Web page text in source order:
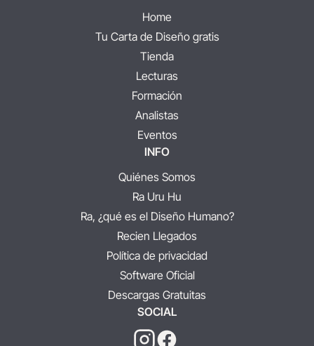
Home
Tu Carta de Diseño gratis
Tienda
Lecturas
Formación
Analistas
Eventos
INFO
Quiénes Somos
Ra Uru Hu
Ra, ¿qué es el Diseño Humano?
Recien Llegados
Política de privacidad
Software Oficial
Descargas Gratuitas
SOCIAL